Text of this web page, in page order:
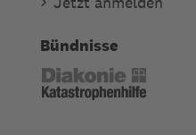
Bündnisse